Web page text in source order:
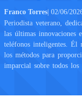
Franco Torres| 02/06/
Periodista veterano,
las últimas innovaciones
teléfonos inteligentes. Él
los métodos para
imparcial sobre todos los